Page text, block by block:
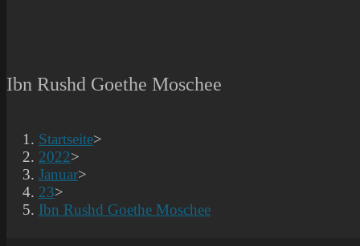
Ibn Rushd Goethe Moschee
Startseite>
2022>
Januar>
23>
Ibn Rushd Goethe Moschee